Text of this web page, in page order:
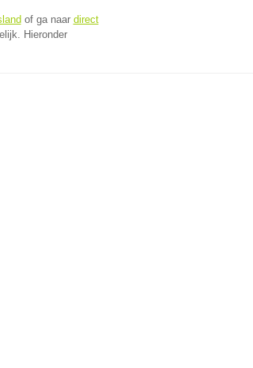
of ga naar direct
Hieronder